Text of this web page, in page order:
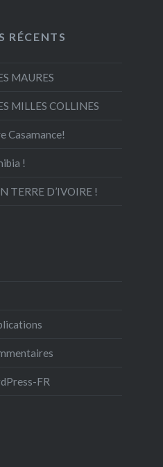
RÉCENTS
MAURES
MILLES COLLINES
Casamance!
!
TERRE D’IVOIRE !
FR